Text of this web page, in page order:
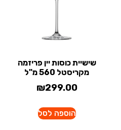
שישיית כוסות יין פריזמה
מקריסטל 560 מ"ל
₪299.00
הוספה לסל